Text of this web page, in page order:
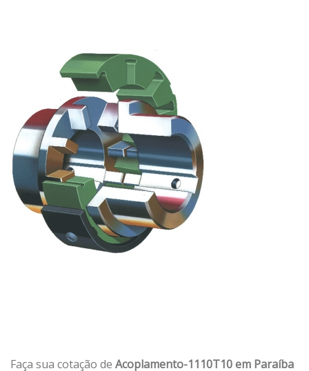
Faça sua cotação de Acoplamento-1110T10 em Paraíba